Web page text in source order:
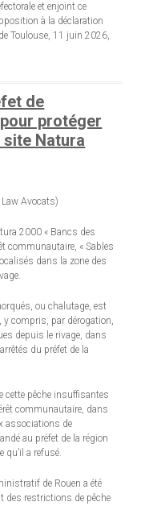
et enjoint ce
à la déclaration
Toulouse, 11 juin 2026,
de
protéger
site Natura
Avocats)
2000 « Bancs des
communautaire, « Sables
dans la zone des
ou chalutage, est
compris, par dérogation,
depuis le rivage, dans
du préfet de la
cette pêche insuffisantes
communautaire, dans
associations de
au préfet de la région
qu’il a refusé.
de Rouen a été
des restrictions de pêche